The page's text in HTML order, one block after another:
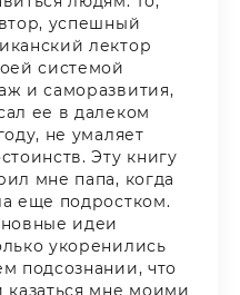
успешный
лектор
системой
и саморазвития,
ее в далеком
не умаляет
Эту книгу
мне папа, когда
еще подростком.
идеи
укоренились
подсознании, что
казаться мне моими